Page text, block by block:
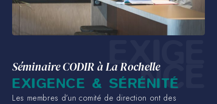
EXIGE
NCE
Séminaire CODIR à La Rochelle
EXIGENCE & SÉRÉNITÉ
Les membres d’un comité de direction ont des